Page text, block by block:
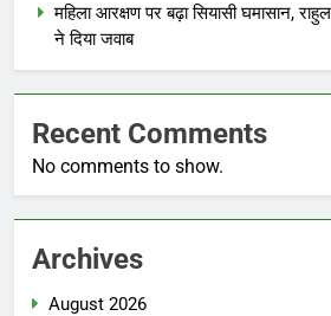
महिला आरक्षण पर बढ़ा सियासी घमासान,
ने दिया जवाब
Recent Comments
No comments to show.
Archives
August 2026